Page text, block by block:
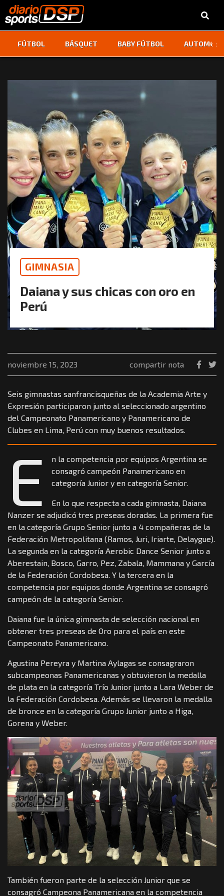
FÚTBOL BÁSQUET BABY FÚTBOL ‹ ›
GIMNASIA
Daiana y sus chicas con oro en
Perú
noviembre 15, 2023 compartir nota
Seis gimnastas sanfrancisqueñas de la Academia Arte y
Expresión participaron junto al seleccionado argentino
del Campeonato Panamericano y Panamericano de
Clubes en Lima, Perú con muy buenos resultados.
E
n la competencia por equipos Argentina se
consagró campeón Panamericano en
categoría Junior y en categoría Senior.
En lo que respecta a cada gimnasta, Daiana
Nanzer se adjudicó tres preseas doradas. La primera fue
en la categoría Grupo Senior junto a 4 compañeras de la
Federación Metropolitana (Ramos, Juri, Iriarte, Delaygue).
La segunda en la categoría Aerobic Dance Senior junto a
Aberestain, Bosco, Garro, Pez, Zabala, Mammana y García
de la Federación Cordobesa. Y la tercera en la
competencia por equipos donde Argentina se consagró
campeón de la categoría Senior.
Daiana fue la única gimnasta de selección nacional en
obtener tres preseas de Oro para el país en este
Campeonato Panamericano.
Agustina Pereyra y Martina Aylagas se consagraron
subcampeonas Panamericanas y obtuvieron la medalla
de plata en la categoría Trío Junior junto a Lara Weber de
la Federación Cordobesa. Además se llevaron la medalla
de bronce en la categoría Grupo Junior junto a Higa,
Gorena y Weber.
También fueron parte de la selección Junior que se
consagró Campeona Panamericana en la competencia